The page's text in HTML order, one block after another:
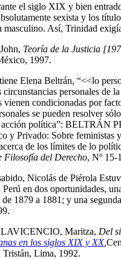
el siglo XIX y bien
sexista y los
masculino. Así, Trinidad
Teoría de la Justicia
1997.
Elena Beltrán, “<<lo
circunstancias personales de
vienen condicionadas por
se pueden resolver
política”: BELTRÁN
y Privado: Sobre feministas
de los límites de lo
Filosofía del Derecho, Nº 15-
Nicolás de Piérola
en dos oportunidades,
de 1879 a 1881; y una
Maritza, Del
en los siglos XIX y XX,
Tristán, Lima, 1992.